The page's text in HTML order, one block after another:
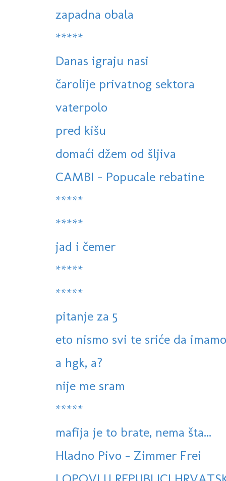
zapadna obala
*****
Danas igraju nasi
čarolije privatnog sektora
vaterpolo
pred kišu
domaći džem od šljiva
CAMBI - Popucale rebatine
*****
*****
jad i čemer
*****
*****
pitanje za 5
eto nismo svi te sriće da
a hgk, a?
nije me sram
*****
mafija je to brate, nema šta...
Hladno Pivo - Zimmer Frei